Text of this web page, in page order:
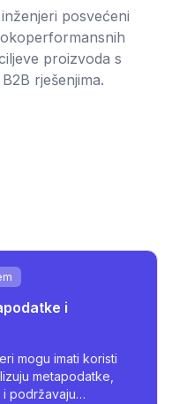
posvećeni
proizvoda s
rješenjima.
i
mogu imati koristi
metapodatke,
podržavaju